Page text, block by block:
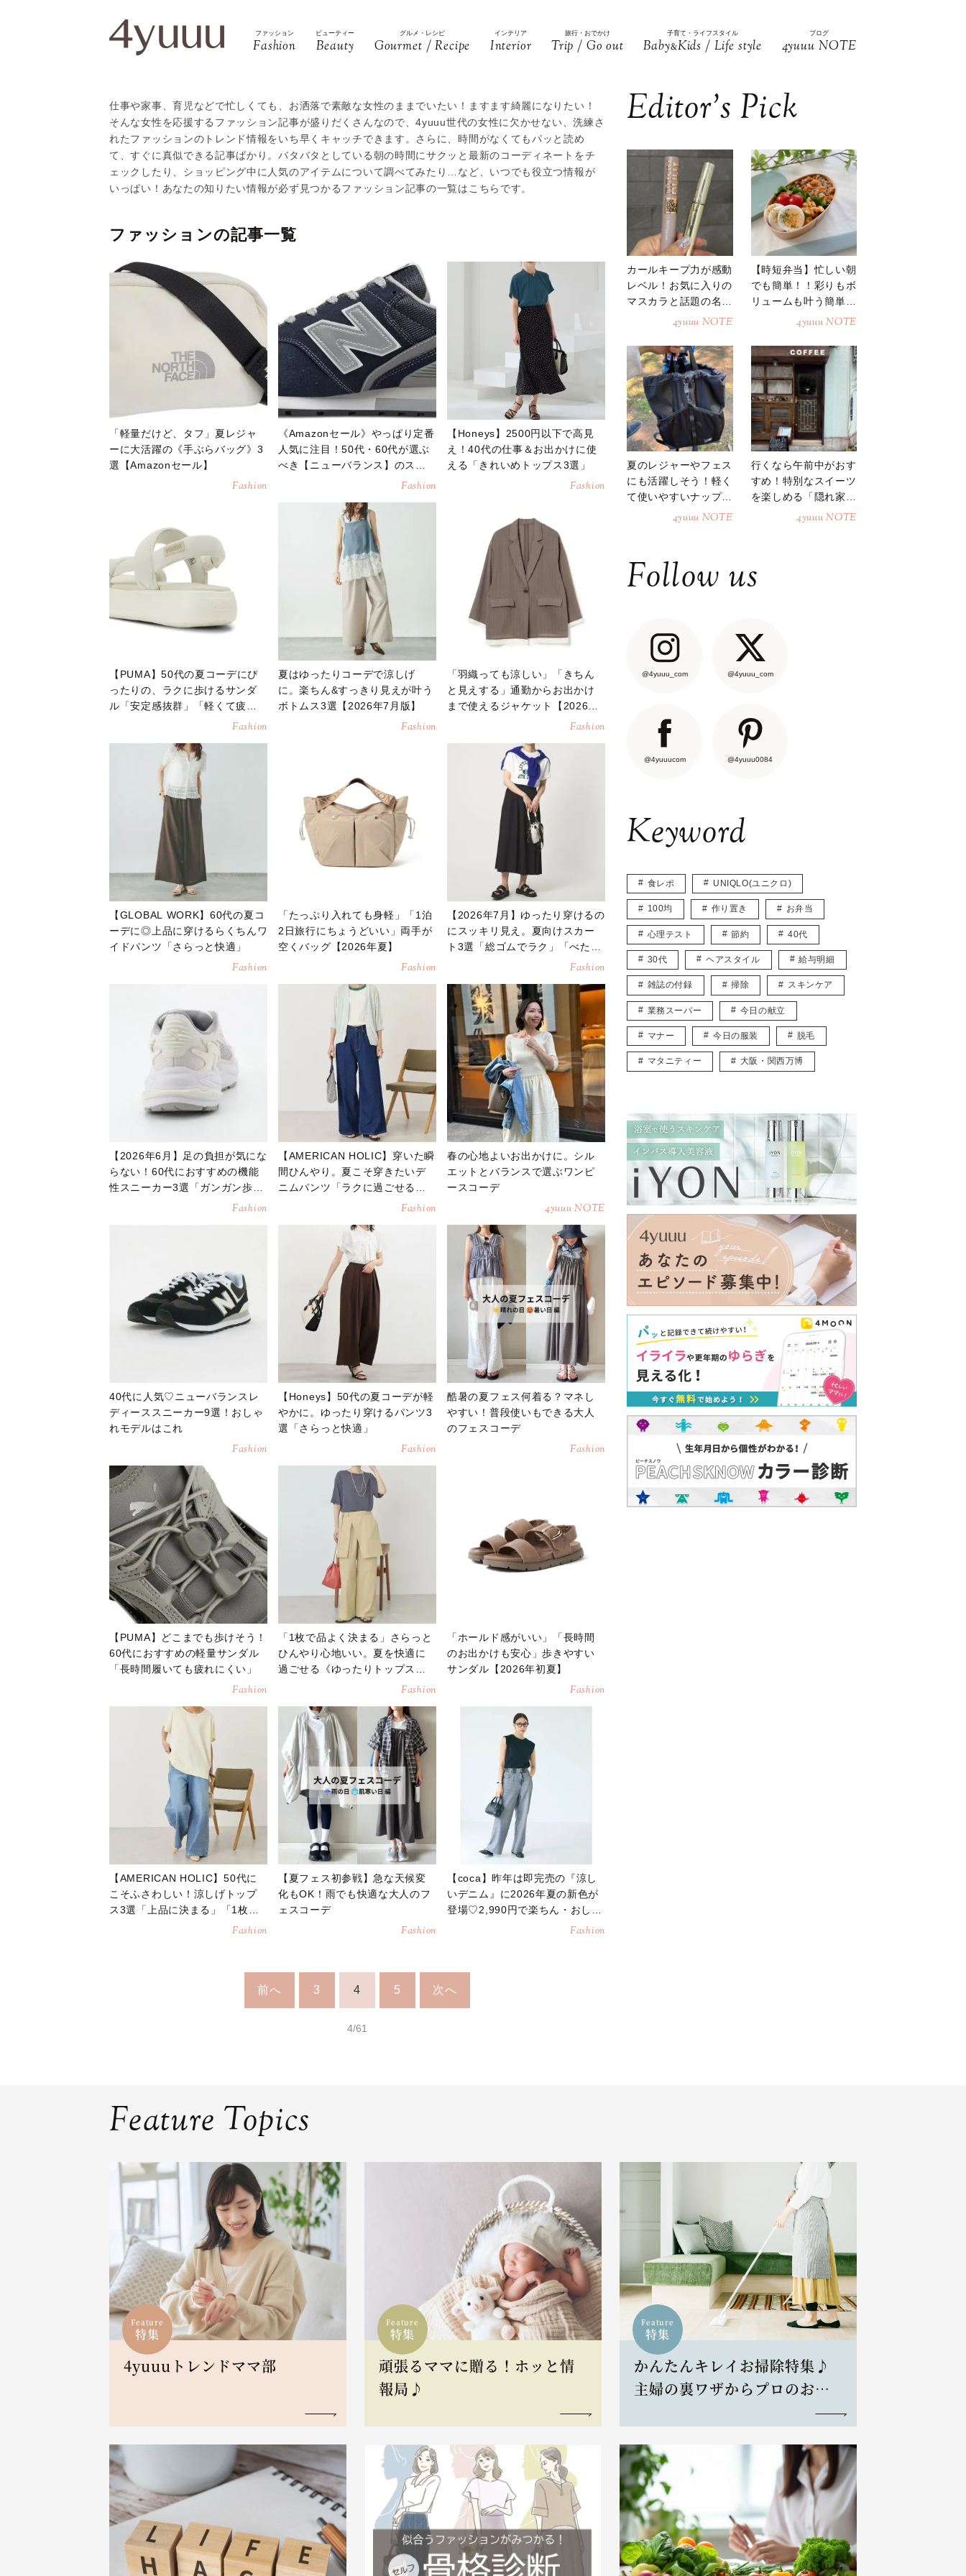
ファッション
Fashion
ビューティー
Beauty
グルメ・レシピ
Gourmet / Recipe
インテリア
Interior
旅行・おでかけ
Trip / Go out
子育て・ライフスタイル
Baby&Kids / Life style
ブログ
4yuuu NOTE
仕事や家事、育児などで忙しくても、お洒落で素敵な女性のままでいたい！ますます綺麗になりたい！
そんな女性を応援するファッション記事が盛りだくさんなので、4yuuu世代の女性に欠かせない、洗練さ
れたファッションのトレンド情報をいち早くキャッチできます。さらに、時間がなくてもパッと読め
て、すぐに真似できる記事ばかり。バタバタとしている朝の時間にサクッと最新のコーディネートをチ
ェックしたり、ショッピング中に人気のアイテムについて調べてみたり…など、いつでも役立つ情報が
いっぱい！あなたの知りたい情報が必ず見つかるファッション記事の一覧はこちらです。
ファッションの記事一覧
「軽量だけど、タフ」夏レジャ
ーに大活躍の《手ぶらバッグ》3
選【Amazonセール】
Fashion
《Amazonセール》やっぱり定番
人気に注目！50代・60代が選ぶ
べき【ニューバランス】のスニ
Fashion
【Honeys】2500円以下で高見
え！40代の仕事＆お出かけに使
える「きれいめトップス3選」
Fashion
【PUMA】50代の夏コーデにぴ
ったりの、ラクに歩けるサンダ
ル「安定感抜群」「軽くて疲れ
Fashion
夏はゆったりコーデで涼しげ
に。楽ちん&すっきり見えが叶う
ボトムス3選【2026年7月版】
Fashion
「羽織っても涼しい」「きちん
と見えする」通勤からお出かけ
まで使えるジャケット【2026年
Fashion
【GLOBAL WORK】60代の夏コ
ーデに◎上品に穿けるらくちんワ
イドパンツ「さらっと快適」
Fashion
「たっぷり入れても身軽」「1泊
2日旅行にちょうどいい」両手が
空くバッグ【2026年夏】
Fashion
【2026年7月】ゆったり穿けるの
にスッキリ見え。夏向けスカー
ト3選「総ゴムでラク」「べたつ
Fashion
【2026年6月】足の負担が気にな
らない！60代におすすめの機能
性スニーカー3選「ガンガン歩け
Fashion
【AMERICAN HOLIC】穿いた瞬
間ひんやり。夏こそ穿きたいデ
ニムパンツ「ラクに過ごせる」
Fashion
春の心地よいお出かけに。シル
エットとバランスで選ぶワンピ
ースコーデ
4yuuu NOTE
40代に人気♡ニューバランスレ
ディーススニーカー9選！おしゃ
れモデルはこれ
Fashion
【Honeys】50代の夏コーデが軽
やかに。ゆったり穿けるパンツ3
選「さらっと快適」
Fashion
酷暑の夏フェス何着る？マネし
やすい！普段使いもできる大人
のフェスコーデ
Fashion
【PUMA】どこまでも歩けそう！
60代におすすめの軽量サンダル
「長時間履いても疲れにくい」
Fashion
「1枚で品よく決まる」さらっと
ひんやり心地いい。夏を快適に
過ごせる《ゆったりトップス》3
Fashion
「ホールド感がいい」「長時間
のお出かけも安心」歩きやすい
サンダル【2026年初夏】
Fashion
【AMERICAN HOLIC】50代に
こそふさわしい！涼しげトップ
ス3選「上品に決まる」「1枚で
Fashion
【夏フェス初参戦】急な天候変
化もOK！雨でも快適な大人のフ
ェスコーデ
Fashion
【coca】昨年は即完売の『涼し
いデニム』に2026年夏の新色が
登場♡2,990円で楽ちん・おしゃ
Fashion
前へ 3 4 5 次へ
4/61
Editor’s Pick
カールキープ力が感動
レベル！お気に入りの
マスカラと話題の名品
4yuuu NOTE
【時短弁当】忙しい朝
でも簡単！！彩りもボ
リュームも叶う簡単そ
4yuuu NOTE
夏のレジャーやフェス
にも活躍しそう！軽く
て使いやすいナップサ
4yuuu NOTE
行くなら午前中がおす
すめ！特別なスイーツ
を楽しめる「隠れ家カ
4yuuu NOTE
Follow us
@4yuuu_com @4yuuu_com
@4yuuucom @4yuuu0084
Keyword
食レポ UNIQLO(ユニクロ)
100均 作り置き お弁当
心理テスト 節約 40代
30代 ヘアスタイル 給与明細
雑誌の付録 掃除 スキンケア
業務スーパー 今日の献立
マナー 今日の服装 脱毛
マタニティー 大阪・関西万博
Feature Topics
Feature
特集
4yuuuトレンドママ部
Feature
特集
頑張るママに贈る！ホッと情
報局♪
Feature
特集
かんたんキレイお掃除特集♪
主婦の裏ワザからプロのお掃